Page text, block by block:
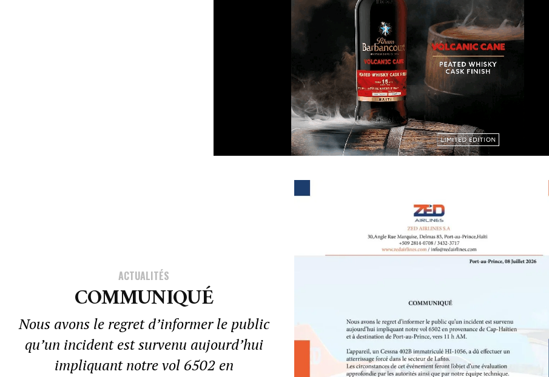
ACTUALITÉS
COMMUNIQUÉ
Nous avons le regret d’informer le public
qu’un incident est survenu aujourd’hui
impliquant notre vol 6502 en